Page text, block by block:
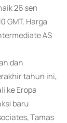
26 sen
GMT. Harga
AS
dan
tahun ini,
ke Eropa
baru
Tamas